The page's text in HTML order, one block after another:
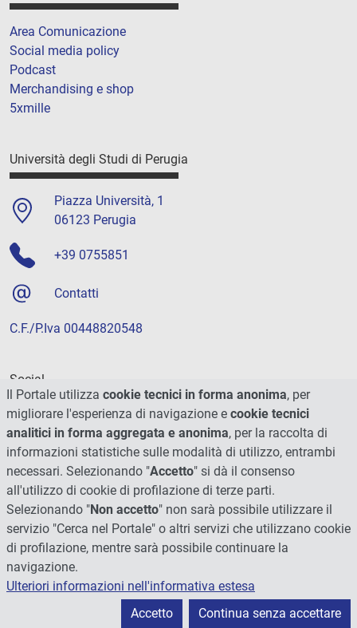
Area Comunicazione
Social media policy
Podcast
Merchandising e shop
5xmille
Università degli Studi di Perugia
Piazza Università, 1
06123 Perugia
+39 0755851
Contatti
C.F./P.Iva 00448820548
Social
© 2026 - Università degli Studi di Perugia
Il Portale utilizza cookie tecnici in forma anonima, per
migliorare l'esperienza di navigazione e cookie tecnici
analitici in forma aggregata e anonima, per la raccolta di
informazioni statistiche sulle modalità di utilizzo, entrambi
necessari. Selezionando "Accetto" si dà il consenso
all'utilizzo di cookie di profilazione di terze parti.
Selezionando "Non accetto" non sarà possibile utilizzare il
servizio "Cerca nel Portale" o altri servizi che utilizzano cookie
di profilazione, mentre sarà possibile continuare la
navigazione.
Ulteriori informazioni nell'informativa estesa
Accetto
Continua senza accettare